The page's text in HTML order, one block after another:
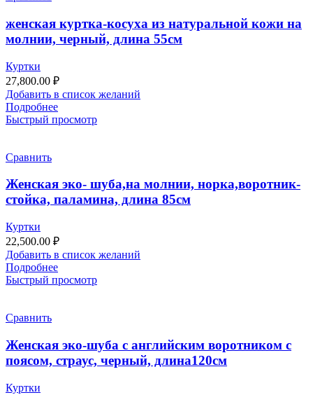
женская куртка-косуха из натуральной кожи на
молнии, черный, длина 55см
Куртки
27,800.00 ₽
Добавить в список желаний
Подробнее
Быстрый просмотр
Сравнить
Женская эко- шуба,на молнии, норка,воротник-
стойка, паламина, длина 85см
Куртки
22,500.00 ₽
Добавить в список желаний
Подробнее
Быстрый просмотр
Сравнить
Женская эко-шуба с английским воротником с
поясом, страус, черный, длина120см
Куртки